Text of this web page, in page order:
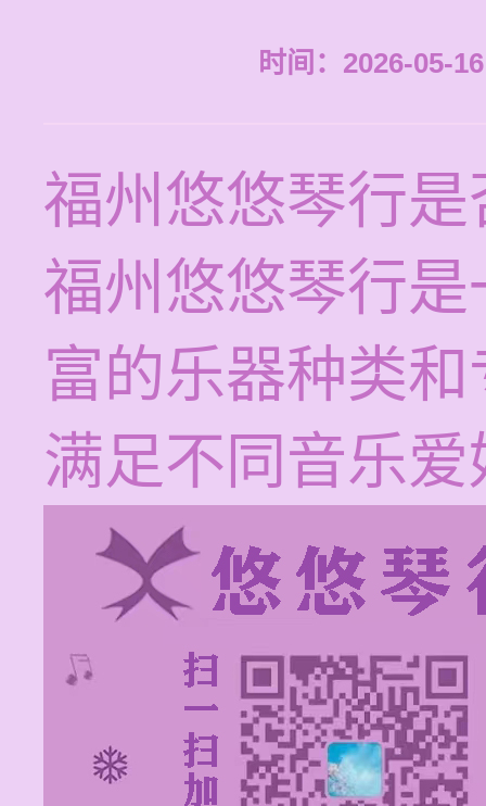
时间：2026-05-
福州悠悠琴行
福州悠悠琴行
富的乐器种类
满足不同音乐